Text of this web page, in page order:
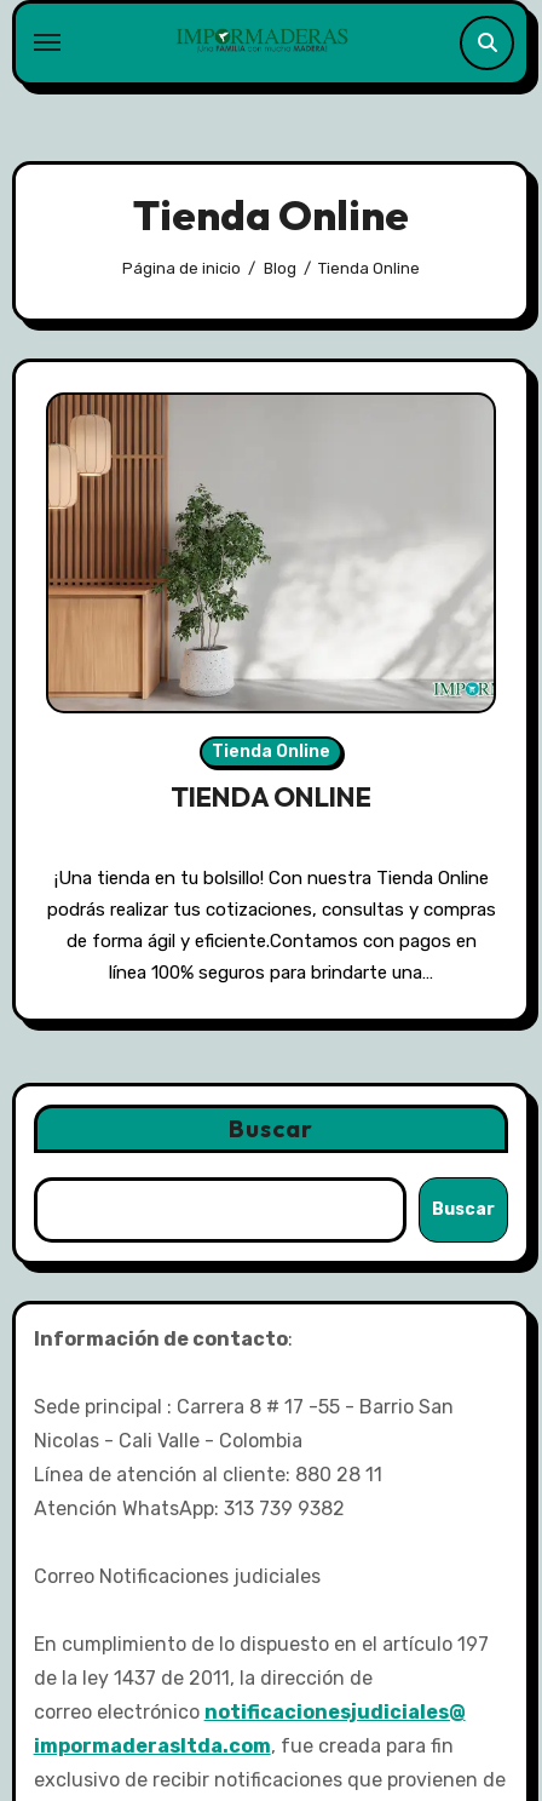
Skip
content
Tienda Online
Página de inicio Blog Tienda Online
Tienda Online
TIENDA ONLINE
¡Una tienda en tu bolsillo! Con nuestra Tienda Online
podrás realizar tus cotizaciones, consultas y compras
de forma ágil y eficiente.Contamos con pagos en
línea 100% seguros para brindarte una…
Buscar
Buscar
Información de contacto:
Sede principal : Carrera 8 # 17 -55 - Barrio San
Nicolas - Cali Valle - Colombia
Línea de atención al cliente: 880 28 11
Atención WhatsApp: 313 739 9382
Correo Notificaciones judiciales
En cumplimiento de lo dispuesto en el artículo 197
de la ley 1437 de 2011, la dirección de
correo electrónico notificacionesjudiciales@
impormaderasltda.com, fue creada para fin
exclusivo de recibir notificaciones que provienen de